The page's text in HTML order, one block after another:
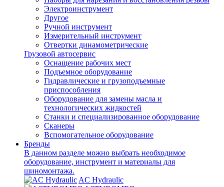
Электроинструмент
Другое
Ручной инструмент
Измерительный инструмент
Отвертки динамометрические
Грузовой автосервис
Оснащение рабочих мест
Подъемное оборудование
Гидравлические и грузоподъемные
приспособления
Оборудование для замены масла и
технологических жидкостей
Станки и специализированное оборудование
Сканеры
Вспомогательное оборудование
Бренды
В данном разделе можно выбрать необходимое
оборудование, инструмент и материалы для
шиномонтажа.
AC Hydraulic